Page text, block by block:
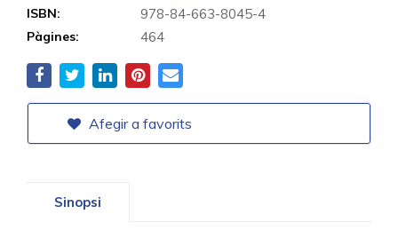
ISBN: 978-84-663-8045-4
Pàgines: 464
Afegir a favorits
Sinopsi